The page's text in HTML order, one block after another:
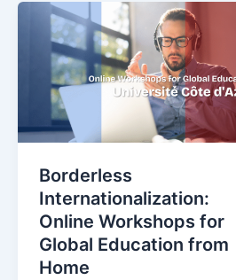
Borderless
Internationalization:
Online Workshops for
Global Education from
Home
Borderless
Internationalization:
Online
Workshops
for
Global
from
Home